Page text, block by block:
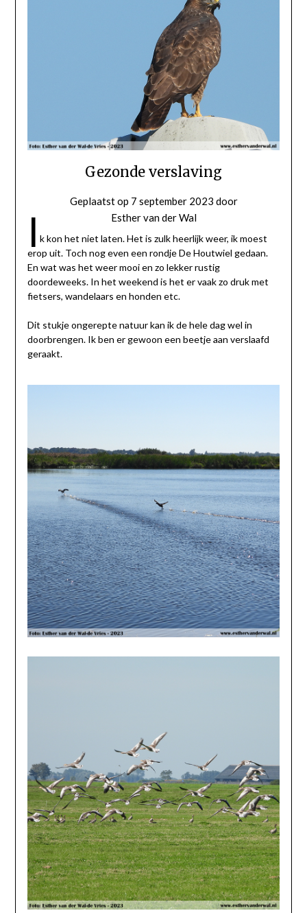
Gezonde verslaving
Geplaatst op 7 september 2023 door
Esther van der Wal
I k kon het niet laten. Het is zulk heerlijk weer, ik moest
erop uit. Toch nog even een rondje De Houtwiel gedaan.
En wat was het weer mooi en zo lekker rustig
doordeweeks. In het weekend is het er vaak zo druk met
fietsers, wandelaars en honden etc.
Dit stukje ongerepte natuur kan ik de hele dag wel in
doorbrengen. Ik ben er gewoon een beetje aan verslaafd
geraakt.